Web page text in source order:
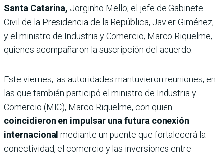
Santa Catarina, Jorginho Mello; el jefe de Gabinete
Civil de la Presidencia de la República, Javier Giménez;
y el ministro de Industria y Comercio, Marco Riquelme,
quienes acompañaron la suscripción del acuerdo.
Este viernes, las autoridades mantuvieron reuniones, en
las que también participó el ministro de Industria y
Comercio (MIC), Marco Riquelme, con quien
coincidieron en impulsar una futura conexión
internacional mediante un puente que fortalecerá la
conectividad, el comercio y las inversiones entre